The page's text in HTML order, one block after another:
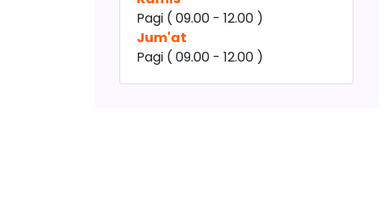
Pagi ( 09.00 - 12.00 )
Jum'at
Pagi ( 09.00 - 12.00 )